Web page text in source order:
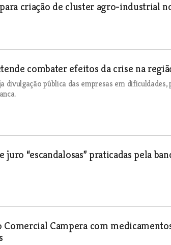
criação de cluster agro-industrial
combater efeitos da crise na
divulgação pública das empresas em
juro “escandalosas” praticadas pela
Campera com